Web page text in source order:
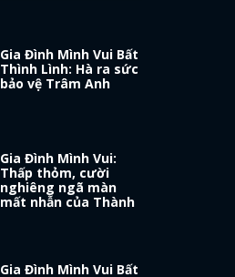
Gia Đình Mình Vui Bất
Thình Lình: Hà ra sức
bảo vệ Trâm Anh
Gia Đình Mình Vui:
Thấp thỏm, cười
nghiêng ngã màn
mất nhẫn của Thành
Gia Đình Mình Vui Bất